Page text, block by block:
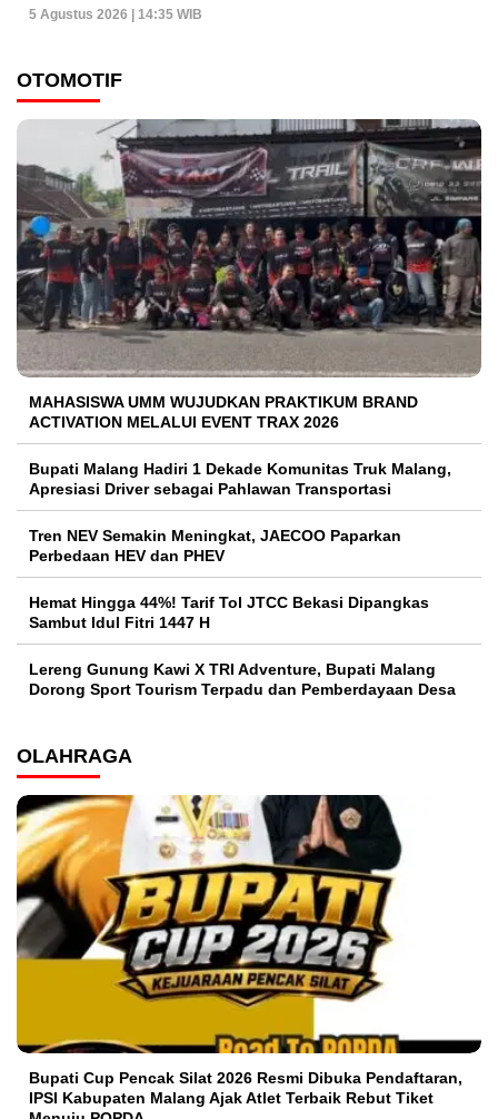
5 Agustus 2026 | 14:35 WIB
OTOMOTIF
MAHASISWA UMM WUJUDKAN PRAKTIKUM BRAND
ACTIVATION MELALUI EVENT TRAX 2026
Bupati Malang Hadiri 1 Dekade Komunitas Truk Malang,
Apresiasi Driver sebagai Pahlawan Transportasi
Tren NEV Semakin Meningkat, JAECOO Paparkan
Perbedaan HEV dan PHEV
Hemat Hingga 44%! Tarif Tol JTCC Bekasi Dipangkas
Sambut Idul Fitri 1447 H
Lereng Gunung Kawi X TRI Adventure, Bupati Malang
Dorong Sport Tourism Terpadu dan Pemberdayaan Desa
OLAHRAGA
Bupati Cup Pencak Silat 2026 Resmi Dibuka Pendaftaran,
IPSI Kabupaten Malang Ajak Atlet Terbaik Rebut Tiket